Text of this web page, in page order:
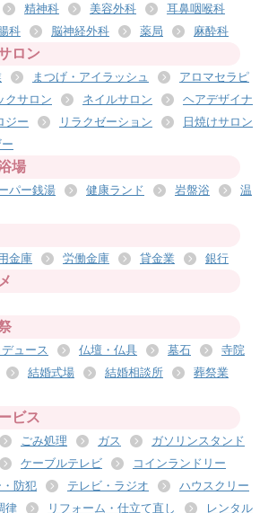
精神科 美容外科
耳鼻咽喉科
科 脳神経外科 薬局 麻酔科
ロン
まつげ・アイラッシュ
アロマセラピ
クサロン ネイルサロン
ヘアデザイナ
ジー リラクゼーション
日焼けサロン
場
パー銭湯 健康ランド 岩盤浴
温
金庫 労働金庫 貸金業 銀行
ュース 仏壇・仏具 墓石
寺院
結婚式場 結婚相談所
葬祭業
ビス
ごみ処理 ガス
ガソリンスタンド
ケーブルテレビ
コインランドリー
防犯
テレビ・ラジオ
ハウスクリー
律 リフォーム・仕立て直し
レンタル